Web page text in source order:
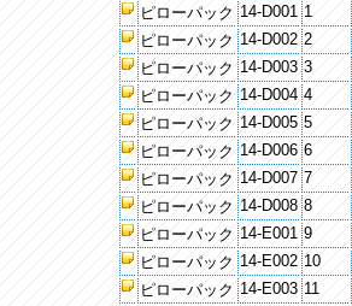
ピローパック 14-D001 1
ピローパック 14-D002 2
ピローパック 14-D003 3
ピローパック 14-D004 4
ピローパック 14-D005 5
ピローパック 14-D006 6
ピローパック 14-D007 7
ピローパック 14-D008 8
ピローパック 14-E001 9
ピローパック 14-E002 10
ピローパック 14-E003 11